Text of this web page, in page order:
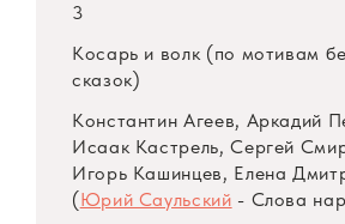
3
Косарь и волк (по мотивам
сказок)
Константин Агеев, Аркадий
Исаак Кастрель, Сергей
Игорь Кашинцев, Елена
(Юрий Саульский - Слова